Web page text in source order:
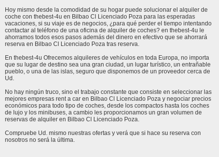
Hoy mismo desde la comodidad de su hogar puede solucionar el alquiler de
coche con thebest-4u en Bilbao Cl Licenciado Poza para las esperadas
vacaciones, si su viaje es de negocios, ¿para qué perder el tiempo intentando
contactar al teléfono de una oficina de alquiler de coches? en thebest-4u le
ahorramos todos esos pasos además del dinero en efectivo que se ahorrará
reserva en Bilbao Cl Licenciado Poza tras reserva.
En thebest-4u Ofrecemos alquileres de vehículos en toda Europa, no importa
que su lugar de destino sea una gran ciudad, un lugar turístico, un entrañable
pueblo, o una de las islas, seguro que disponemos de un proveedor cerca de
Ud.
No hay ningún truco, sino el trabajo constante que consiste en seleccionar las
mejores empresas rent a car en Bilbao Cl Licenciado Poza y negociar precios
económicos para todo tipo de coches, desde los compactos hasta los coches
de lujo y los minibuses, a cambio les proporcionamos un gran volumen de
reservas de alquiler en Bilbao Cl Licenciado Poza.
Compruebe Ud. mismo nuestras ofertas y verá que si hace su reserva con
nosotros no será la última.